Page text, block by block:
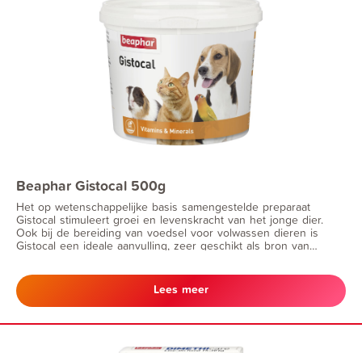
Beaphar Gistocal 500g
Het op wetenschappelijke basis samengestelde preparaat
Gistocal stimuleert groei en levenskracht van het jonge dier.
Ook bij de bereiding van voedsel voor volwassen dieren is
Gistocal een ideale aanvulling, zeer geschikt als bron van
Lees meer